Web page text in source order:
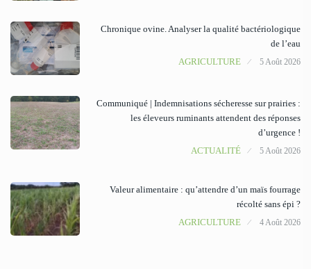
Chronique ovine. Analyser la qualité bactériologique
de l’eau
AGRICULTURE
5 Août 2026
Communiqué | Indemnisations sécheresse sur prairies :
les éleveurs ruminants attendent des réponses
d’urgence !
ACTUALITÉ
5 Août 2026
Valeur alimentaire : qu’attendre d’un maïs fourrage
récolté sans épi ?
AGRICULTURE
4 Août 2026